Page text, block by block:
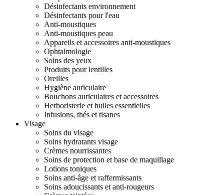
Désinfectants environnement
Désinfectants pour l'eau
Anti-moustiques
Anti-moustiques peau
Appareils et accessoires anti-moustiques
Ophtalmologie
Soins des yeux
Produits pour lentilles
Oreilles
Hygiène auriculaire
Bouchons auriculaires et accessoires
Herboristerie et huiles essentielles
Infusions, thés et tisanes
Visage
Soins du visage
Soins hydratants visage
Crèmes nourrissantes
Soins de protection et base de maquillage
Lotions toniques
Soins anti-âge et raffermissants
Soins adoucissants et anti-rougeurs